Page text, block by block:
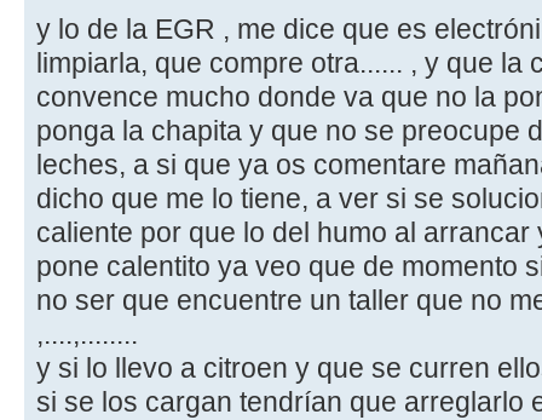
y lo de la EGR , me dice que es
limpiarla, que compre otra...... , y que la
convence mucho donde va que no la
ponga la chapita y que no se preocupe
leches, a si que ya os comentare
dicho que me lo tiene, a ver si se
caliente por que lo del humo al
pone calentito ya veo que de momento
no ser que encuentre un taller que no
,....,........
y si lo llevo a citroen y que se curren
si se los cargan tendrían que arreglarlo